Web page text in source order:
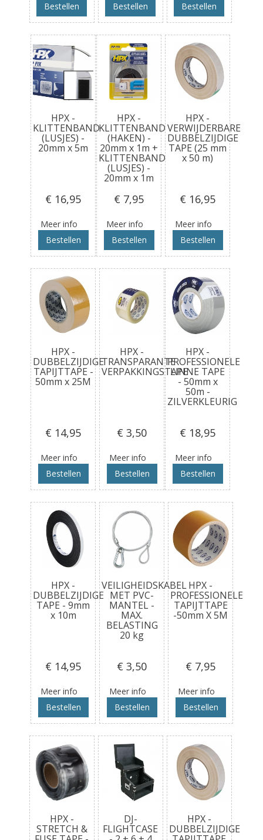
Bestellen
Bestellen
Bestellen
HPX -
KLITTENBAND
(LUSJES) -
20mm x 5m
€ 16,95
Meer info
Bestellen
HPX -
KLITTENBAND
(HAKEN) -
20mm x 1m +
KLITTENBAND
(LUSJES) -
20mm x 1m
€ 7,95
Meer info
Bestellen
HPX -
VERWIJDERBARE
DUBBELZIJDIGE
TAPE (25 mm
x 50 m)
€ 16,95
Meer info
Bestellen
HPX -
DUBBELZIJDIGE
TAPIJTTAPE -
50mm x 25M
€ 14,95
Meer info
Bestellen
HPX -
TRANSPARANTE
VERPAKKINGSTAPE
€ 3,50
Meer info
Bestellen
HPX -
PROFESSIONELE
LINNE TAPE
- 50mm x
50m -
ZILVERKLEURIG
€ 18,95
Meer info
Bestellen
HPX -
DUBBELZIJDIGE
TAPE - 9mm
x 10m
€ 14,95
Meer info
Bestellen
VEILIGHEIDSKABEL
MET PVC-
MANTEL -
MAX.
BELASTING
20 kg
€ 3,50
Meer info
Bestellen
HPX -
PROFESSIONELE
TAPIJTTAPE
-50mm X 5M
€ 7,95
Meer info
Bestellen
HPX -
STRETCH &
DJ-
FLIGHTCASE
HPX -
DUBBELZIJDIGE